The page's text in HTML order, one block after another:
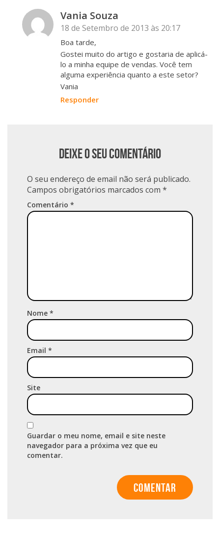
Vania Souza
18 de Setembro de 2013 às 20:17
Boa tarde,
Gostei muito do artigo e gostaria de aplicá-
lo a minha equipe de vendas. Você tem
alguma experiência quanto a este setor?
Vania
Responder
Deixe o seu comentário
O seu endereço de email não será publicado.
Campos obrigatórios marcados com *
Comentário *
Nome *
Email *
Site
Guardar o meu nome, email e site neste
navegador para a próxima vez que eu
comentar.